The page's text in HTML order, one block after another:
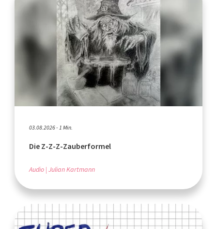
03.08.2026 - 1 Min.
Die Z-Z-Z-Zauberformel
Audio Julian Kartmann